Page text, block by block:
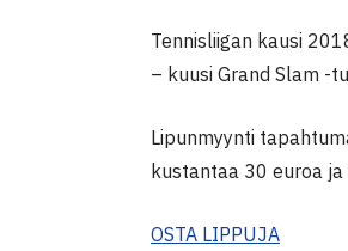
Tennisliigan kausi
– kuusi Grand Slam -
Lipunmyynti
kustantaa 30 euroa
OSTA LIPPUJA